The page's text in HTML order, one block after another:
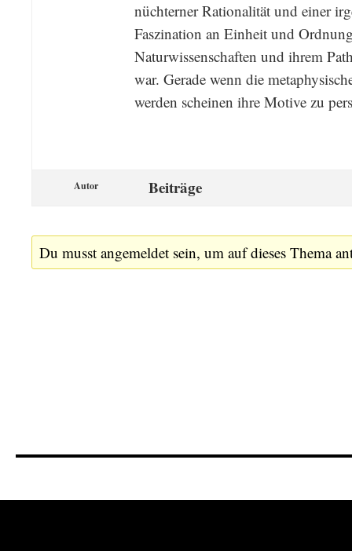
nüchterner Rationalität und einer
Faszination an Einheit und
Naturwissenschaften und ihrem
war. Gerade wenn die
werden scheinen ihre Motive zu
Autor Beiträge
Du musst angemeldet sein, um auf dieses Thema